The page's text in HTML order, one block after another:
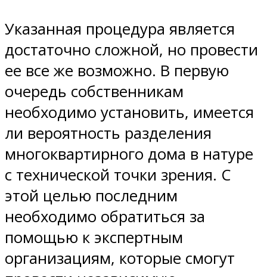
Указанная процедура является
достаточно сложной, но провести
ее все же возможно. В первую
очередь собственникам
необходимо установить, имеется
ли вероятность разделения
многоквартирного дома в натуре
с технической точки зрения. С
этой целью последним
необходимо обратиться за
помощью к экспертным
организациям, которые смогут